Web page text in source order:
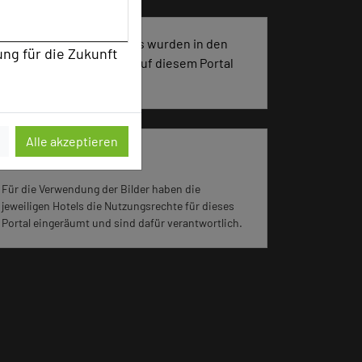
für die Zukunft
Alle akzeptieren
1231 Seiten dieses Hotels wurden in den
vergangenen 30 Tagen auf diesem Portal
Impressum zum Hotel
Für die Verwendung der Bilder haben die
jeweiligen Hotels die Nutzungsrechte für dieses
Portal eingeräumt und sind dafür verantwortlich.